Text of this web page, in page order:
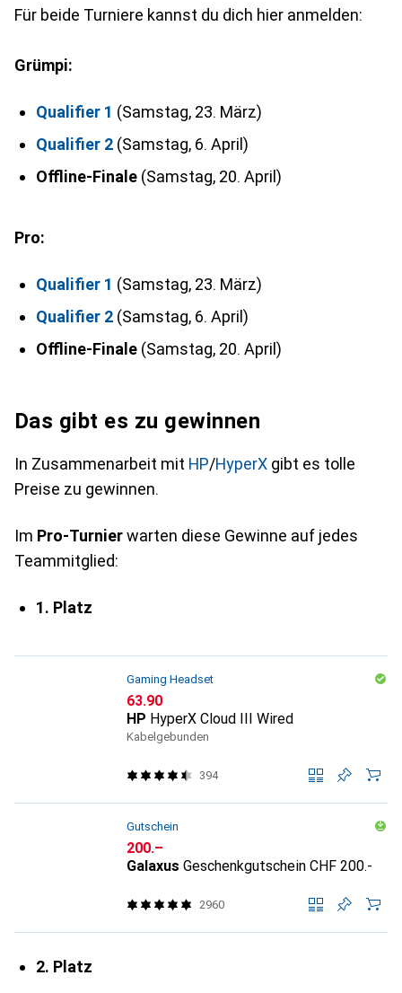
Für beide Turniere kannst du dich hier anmelden:
Grümpi:
Qualifier 1 (Samstag, 23. März)
Qualifier 2 (Samstag, 6. April)
Offline-Finale (Samstag, 20. April)
Pro:
Qualifier 1 (Samstag, 23. März)
Qualifier 2 (Samstag, 6. April)
Offline-Finale (Samstag, 20. April)
Das gibt es zu gewinnen
In Zusammenarbeit mit HP/HyperX gibt es tolle
Preise zu gewinnen.
Im Pro-Turnierwarten diese Gewinne auf jedes
Teammitglied:
1. Platz
Gaming Headset
CHF
63.90
HP HyperX Cloud III Wired
Kabelgebunden
394
Gutschein
CHF
200.–
Galaxus Geschenkgutschein CHF 200.-
2960
2. Platz